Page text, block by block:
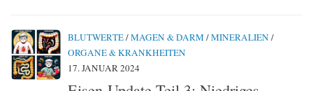
BLUTWERTE/MAGEN & DARM /MINERALIEN /
ORGANE & KRANKHEITEN
17. JANUAR 2024